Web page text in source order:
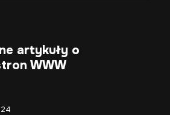
artykuły o
WWW